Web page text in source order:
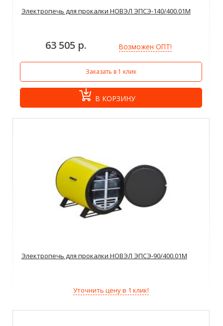
Электропечь для прокалки НОВЭЛ ЭПСЭ-140/400.01М
63 505 р. Возможен ОПТ!
Заказать в 1 клик
В КОРЗИНУ
Электропечь для прокалки НОВЭЛ ЭПСЭ-90/400.01М
Уточнить цену в 1 клик!